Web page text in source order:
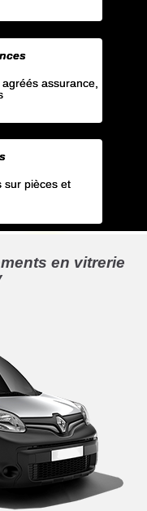
assurance,
sur pièces et
en vitrerie